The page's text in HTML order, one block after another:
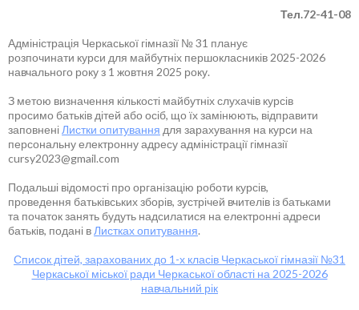
Тел.72-41-08
Адміністрація Черкаської гімназії № 31 планує
розпочинати курси для майбутніх першокласників 2025-2026
навчального року з 1 жовтня 2025 року.
З метою визначення кількості майбутніх слухачів курсів
просимо батьків дітей або осіб, що їх замінюють, відправити
заповнені Листки опитування для зарахування на курси на
персональну електронну адресу адміністрації гімназії
cursy2023@gmail.com
Подальші відомості про організацію роботи курсів,
проведення батьківських зборів, зустрічей вчителів із батьками
та початок занять будуть надсилатися на електронні адреси
батьків, подані в Листках опитування.
Список дітей, зарахованих до 1-х класів Черкаської гімназії №31
Черкаської міської ради Черкаської області на 2025-2026
навчальний рік